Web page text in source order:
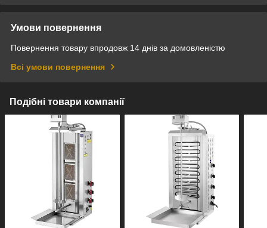
Умови повернення
Повернення товару впродовж 14 днів за домовленістю
Всі умови повернення
Подібні товари компанії